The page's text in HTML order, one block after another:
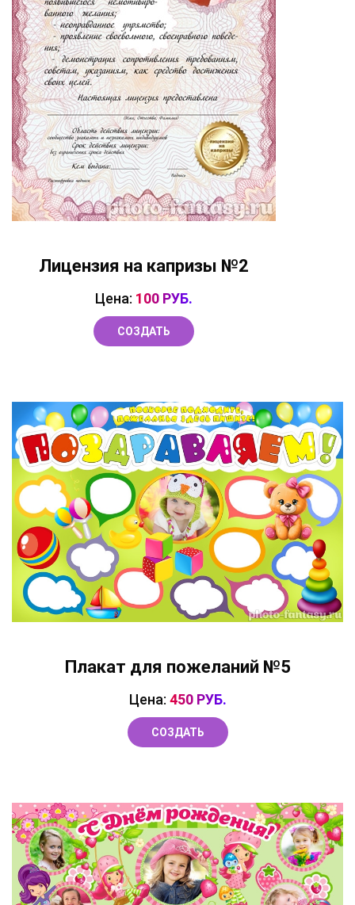
Лицензия на капризы №2
Цена: 100 РУБ.
СОЗДАТЬ
Плакат для пожеланий №5
Цена: 450 РУБ.
СОЗДАТЬ